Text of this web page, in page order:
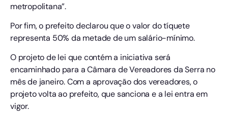
metropolitana”.
Por fim, o prefeito declarou que o valor do tíquete
representa 50% da metade de um salário-mínimo.
O projeto de lei que contém a iniciativa será
encaminhado para a Câmara de Vereadores da Serra no
mês de janeiro. Com a aprovação dos vereadores, o
projeto volta ao prefeito, que sanciona e a lei entra em
vigor.